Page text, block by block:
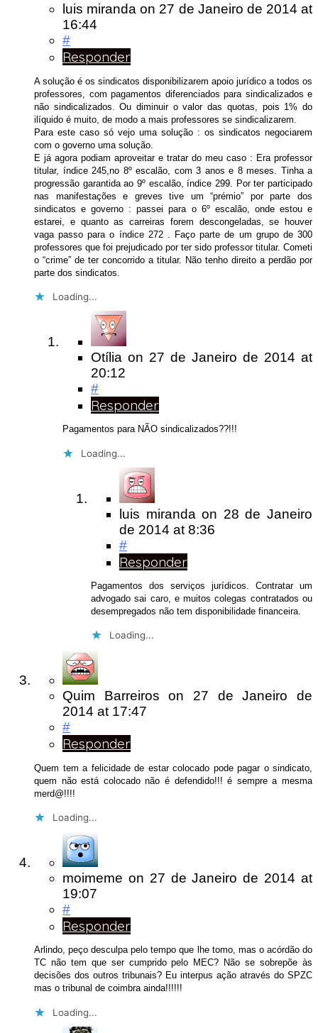
luis miranda on 27 de Janeiro de 2014 at
16:44
#
Responder
A solução é os sindicatos disponibilizarem apoio jurídico a todos os
professores, com pagamentos diferenciados para sindicalizados e
não sindicalizados. Ou diminuir o valor das quotas, pois 1% do
ilíquido é muito, de modo a mais professores se sindicalizarem.
Para este caso só vejo uma solução : os sindicatos negociarem
com o governo uma solução.
E já agora podiam aproveitar e tratar do meu caso : Era professor
titular, índice 245,no 8º escalão, com 3 anos e 8 meses. Tinha a
progressão garantida ao 9º escalão, índice 299. Por ter participado
nas manifestações e greves tive um “prémio” por parte dos
sindicatos e governo : passei para o 6º escalão, onde estou e
estarei, e quanto as carreiras forem descongeladas, se houver
vaga passo para o índice 272 . Faço parte de um grupo de 300
professores que foi prejudicado por ter sido professor titular. Cometi
o “crime” de ter concorrido a titular. Não tenho direito a perdão por
parte dos sindicatos.
Loading...
Otília on 27 de Janeiro de 2014 at
20:12
#
Responder
Pagamentos para NÃO sindicalizados??!!!
Loading...
luis miranda on 28 de Janeiro
de 2014 at 8:36
#
Responder
Pagamentos dos serviços jurídicos. Contratar um
advogado sai caro, e muitos colegas contratados ou
desempregados não tem disponibilidade financeira.
Loading...
Quim Barreiros on 27 de Janeiro de
2014 at 17:47
#
Responder
Quem tem a felicidade de estar colocado pode pagar o sindicato,
quem não está colocado não é defendido!!! é sempre a mesma
merd@!!!!
Loading...
moimeme on 27 de Janeiro de 2014at
19:07
#
Responder
Arlindo, peço desculpa pelo tempo que lhe tomo, mas o acórdão do
TC não tem que ser cumprido pelo MEC? Não se sobrepõe às
decisões dos outros tribunais? Eu interpus ação através do SPZC
mas o tribunal de coimbra ainda!!!!!!
Loading...